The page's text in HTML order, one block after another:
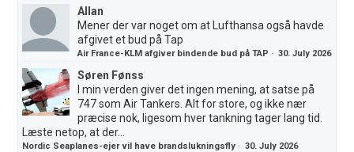
Allan
Mener der var noget om at Lufthansa også havde
afgivet et bud på Tap
Air France-KLM afgiver bindende bud på TAP ·30. July 2026
Søren Fønss
I min verden giver det ingen mening, at satse på
747 som Air Tankers. Alt for store, og ikke nær
præcise nok, ligesom hver tankning tager lang tid.
Læste netop, at der...
Nordic Seaplanes-ejer vil have brandslukningsfly ·30. July 2026